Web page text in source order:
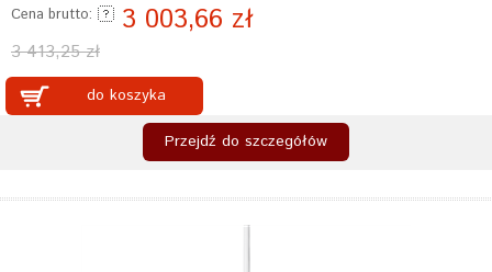
Cena brutto: 3 003,66 zł
3 413,25 zł
do koszyka
Przejdź do szczegółów